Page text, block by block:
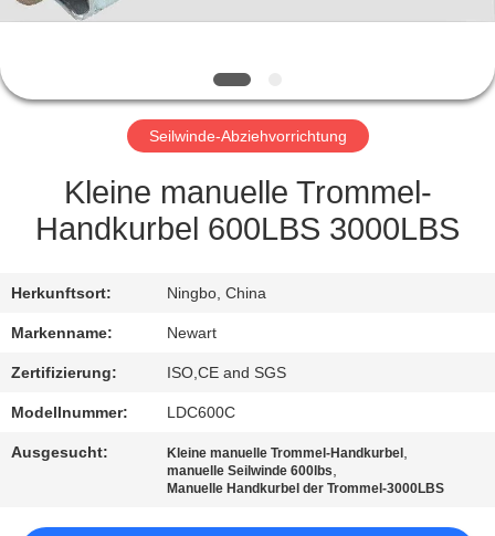
BITTE UM
ANGEBOT
DATENSCHUTZRICHTLINIE
Seilwinde-Abziehvorrichtung
Kleine manuelle Trommel-
Handkurbel 600LBS 3000LBS
Herkunftsort: Ningbo, China
Markenname: Newart
Zertifizierung: ISO,CE and SGS
Modellnummer: LDC600C
Ausgesucht: Kleine manuelle Trommel-Handkurbel ,
manuelle Seilwinde 600lbs,
Manuelle Handkurbel der Trommel-3000LBS